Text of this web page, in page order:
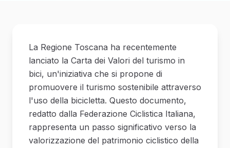
La Regione Toscana ha recentemente
lanciato la Carta dei Valori del turismo in
bici, un'iniziativa che si propone di
promuovere il turismo sostenibile attraverso
l'uso della bicicletta. Questo documento,
redatto dalla Federazione Ciclistica Italiana,
rappresenta un passo significativo verso la
valorizzazione del patrimonio ciclistico della